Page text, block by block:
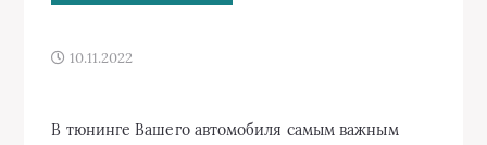
10.11.2022
В тюнинге Вашего автомобиля самым важным